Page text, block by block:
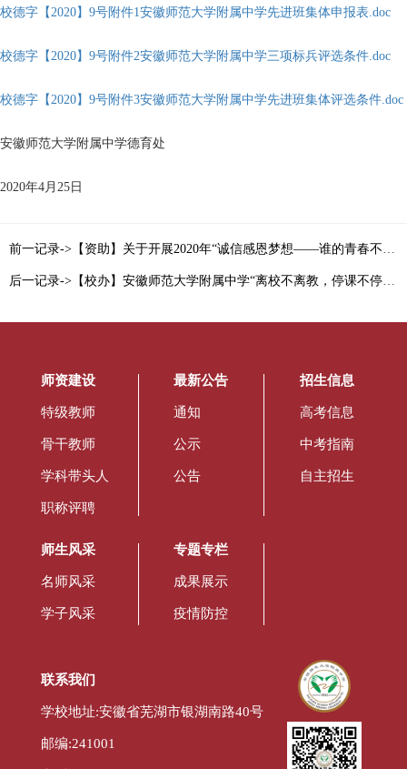
校德字【2020】9号附件1安徽师范大学附属中学先进班集体申报表.doc
校德字【2020】9号附件2安徽师范大学附属中学三项标兵评选条件.doc
校德字【2020】9号附件3安徽师范大学附属中学先进班集体评选条件.doc
安徽师范大学附属中学德育处
2020年4月25日
师资建设
特级教师
骨干教师
学科带头人
职称评聘
最新公告
通知
公示
公告
招生信息
高考信息
中考指南
自主招生
师生风采
名师风采
学子风采
专题专栏
成果展示
疫情防控
联系我们
学校地址:安徽省芜湖市银湖南路40号
邮编:241001